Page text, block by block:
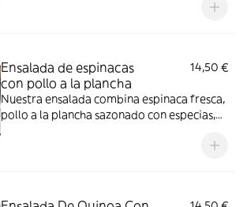
Ensalada de espinacas
con pollo a la plancha
14,50 €
Nuestra ensalada combina espinaca fresca,
pollo a la plancha sazonado con especias,
cebolla morada crujiente. Todo aderezado